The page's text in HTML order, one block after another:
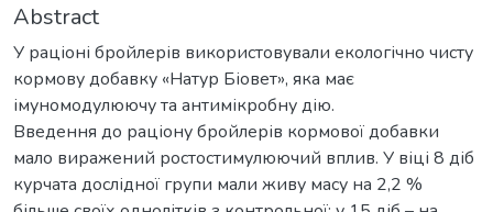
Abstract
У раціоні бройлерів використовували екологічно чисту
кормову добавку «Натур Біовет», яка має
імуномодулюючу та антимікробну дію.
Введення до раціону бройлерів кормової добавки
мало виражений ростостимулюючий вплив. У віці 8 діб
курчата дослідної групи мали живу масу на 2,2 %